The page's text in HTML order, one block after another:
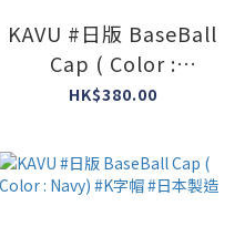
KAVU #日版 BaseBall
Cap ( Color :
Mustard ) #K字帽 #
HK$380.00